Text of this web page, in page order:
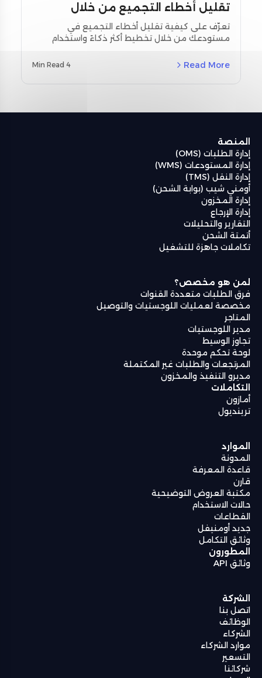
تقليل أخطاء التجميع من خلال
تحسين التخطيط واستخدام أدوات
المسح
تعرّف على كيفية تقليل أخطاء التجميع في
مستودعك من خلال تخطيط أكثر ذكاءً واستخدام
مخصصة لمنطقة الشرق الأوسط وشمال أفريقيا
المستودعات من أومنيفل (Omniful WMS).
Read More
4 Min Read
المنصة
إدارة الطلبات (OMS)
إدارة المستودعات (WMS)
إدارة النقل (TMS)
أومني شيب (بوابة الشحن)
إدارة المخزون
إدارة الإرجاع
التقارير والتحليلات
أتمتة الشحن
تكاملات جاهزة للتشغيل
لمن هو مخصص؟
فرق الطلبات متعددة القنوات
مخصصة لعمليات اللوجستيات والتوصيل
المتاجر
مدير اللوجستيات
تجاوز الوسيط
لوحة تحكم موحدة
المرتجعات والطلبات غير المكتملة
مديرو التنفيذ والمخزون
التكاملات
أمازون
ترينديول
الموارد
المدونة
قاعدة المعرفة
قارن
مكتبة العروض التوضيحية
حالات الاستخدام
القطاعات
جديد أومنيفل
وثائق التكامل
المطورون
وثائق API
الشركة
اتصل بنا
الوظائف
الشركاء
موارد الشركاء
التسعير
شركائنا